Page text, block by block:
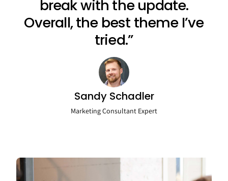
break with the update.
Overall, the best theme I’ve
tried.”
Sandy Schadler
Marketing Consultant Expert